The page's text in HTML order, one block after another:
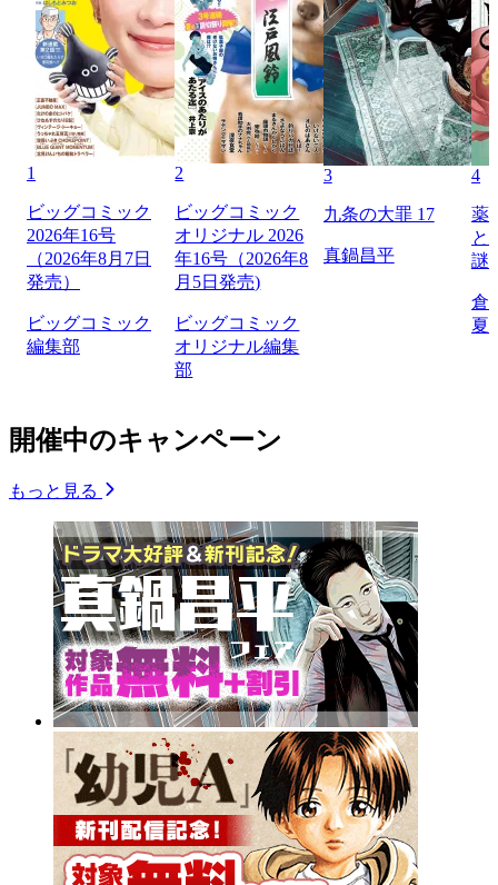
1
ビッグコミック
2026年16号
（2026年8月7日
発売）
ビッグコミック
編集部
2
ビッグコミック
オリジナル 2026
年16号（2026年8
月5日発売)
ビッグコミック
オリジナル編集
部
3
九条の大罪 17
真鍋昌平
4
薬
と
謎
倉
夏
開催中のキャンペーン
もっと見る